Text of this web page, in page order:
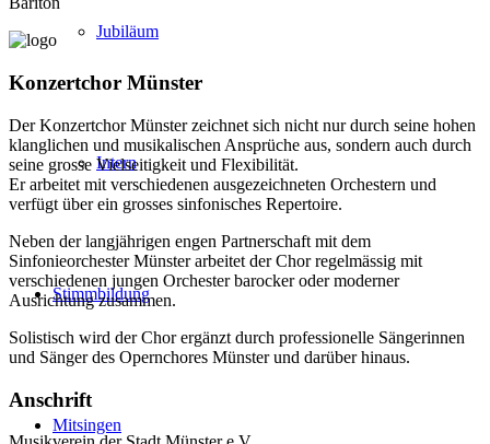
Jubiläum
Intern
Stimmbildung
Mitsingen
Konzertchor Münster
Der Konzertchor Münster zeichnet sich nicht nur durch seine hohen
klanglichen und musikalischen Ansprüche aus, sondern auch durch
seine grosse Vielseitigkeit und Flexibilität.
Er arbeitet mit verschiedenen ausgezeichneten Orchestern und
verfügt über ein grosses sinfonisches Repertoire.
Neben der langjährigen engen Partnerschaft mit dem
Sinfonieorchester Münster arbeitet der Chor regelmässig mit
verschiedenen jungen Orchester barocker oder moderner
Ausrichtung zusammen.
Solistisch wird der Chor ergänzt durch professionelle Sängerinnen
und Sänger des Opernchores Münster und darüber hinaus.
Anschrift